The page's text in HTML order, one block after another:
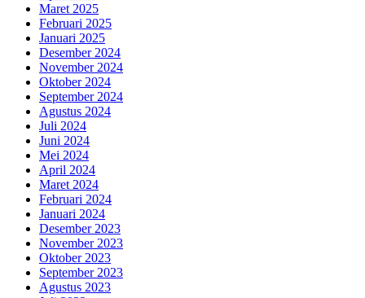
Maret 2025
Februari 2025
Januari 2025
Desember 2024
November 2024
Oktober 2024
September 2024
Agustus 2024
Juli 2024
Juni 2024
Mei 2024
April 2024
Maret 2024
Februari 2024
Januari 2024
Desember 2023
November 2023
Oktober 2023
September 2023
Agustus 2023